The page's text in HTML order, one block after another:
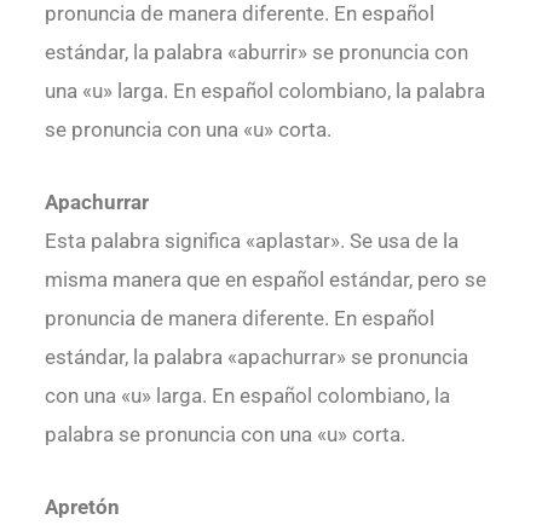
pronuncia de manera diferente. En español
estándar, la palabra «aburrir» se pronuncia con
una «u» larga. En español colombiano, la palabra
se pronuncia con una «u» corta.
Apachurrar
Esta palabra significa «aplastar». Se usa de la
misma manera que en español estándar, pero se
pronuncia de manera diferente. En español
estándar, la palabra «apachurrar» se pronuncia
con una «u» larga. En español colombiano, la
palabra se pronuncia con una «u» corta.
Apretón